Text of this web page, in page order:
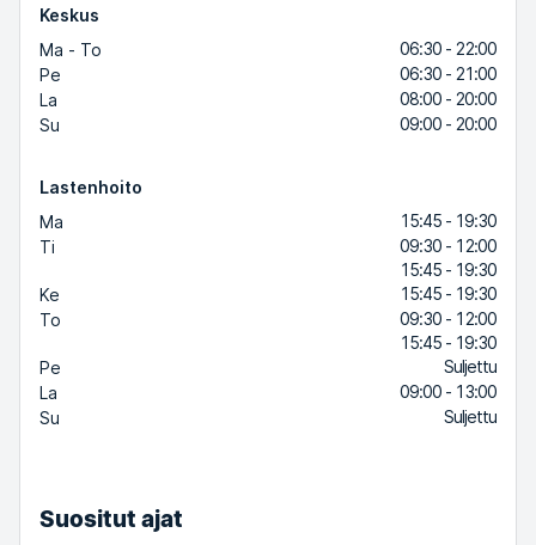
Keskus
Ma - To
06:30 - 22:00
Pe
06:30 - 21:00
La
08:00 - 20:00
Su
09:00 - 20:00
Lastenhoito
Ma
15:45 - 19:30
Ti
09:30 - 12:00
15:45 - 19:30
Ke
15:45 - 19:30
To
09:30 - 12:00
15:45 - 19:30
Pe
Suljettu
La
09:00 - 13:00
Su
Suljettu
Suositut ajat